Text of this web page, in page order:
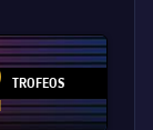
TROFEOS